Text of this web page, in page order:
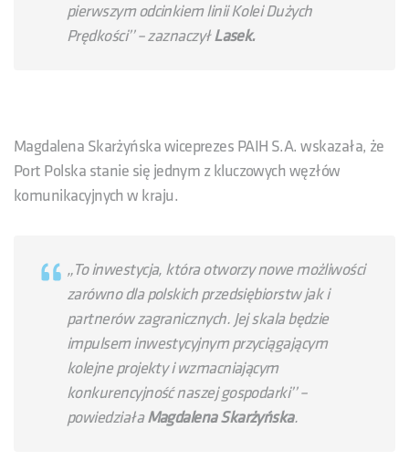
pierwszym odcinkiem linii Kolei Dużych
Prędkości’’– zaznaczyłLasek.
Magdalena Skarżyńska wiceprezes PAIH S.A. wskazała, że
Port Polska stanie się jednym z kluczowych węzłów
komunikacyjnych w kraju.
„To inwestycja, która otworzy nowe możliwości
zarówno dla polskich przedsiębiorstw jak i
partnerów zagranicznych. Jej skala będzie
impulsem inwestycyjnym przyciągającym
kolejne projekty i wzmacniającym
konkurencyjność naszej gospodarki’’–
powiedziałaMagdalena Skarżyńska.